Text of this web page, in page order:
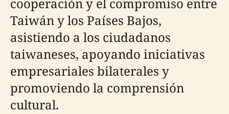
cooperación y el compromiso entre
Taiwán y los Países Bajos,
asistiendo a los ciudadanos
taiwaneses, apoyando iniciativas
empresariales bilaterales y
promoviendo la comprensión
cultural.